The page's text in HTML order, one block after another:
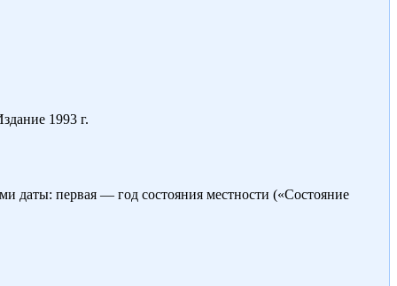
1993 г.
даты: первая — год состояния местности («Состояние